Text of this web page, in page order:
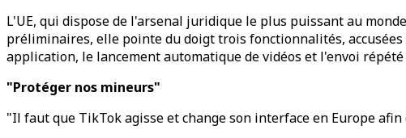
L'UE, qui dispose de l'arsenal juridique le plus puissant au
préliminaires, elle pointe du doigt trois fonctionnalités,
application, le lancement automatique de vidéos et l'envoi
"Protéger nos mineurs"
"Il faut que TikTok agisse et change son interface en Europe